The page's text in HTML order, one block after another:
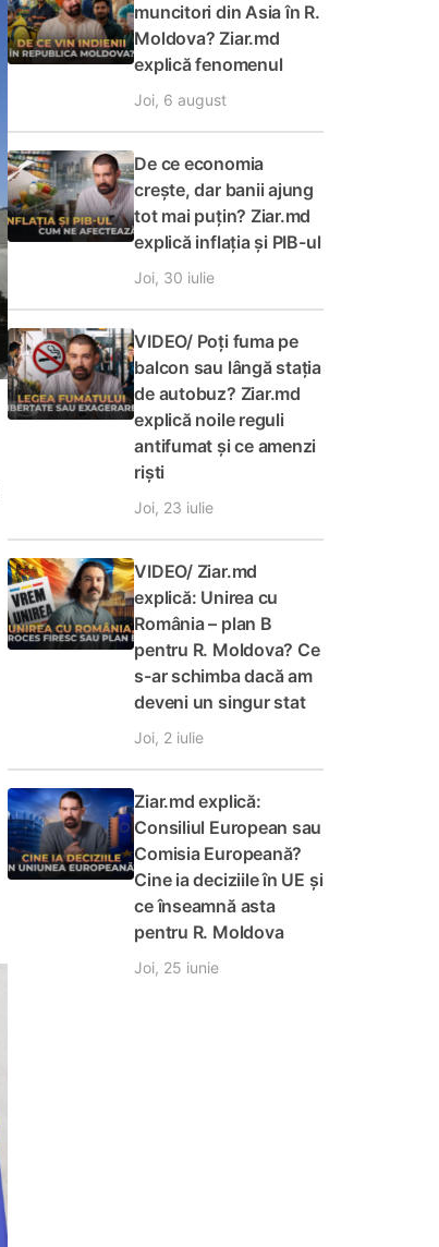
muncitori din Asia în R.
Moldova? Ziar.md
explică fenomenul
Joi, 6 august
De ce economia
crește, dar banii ajung
tot mai puțin? Ziar.md
explică inflația și PIB-ul
Joi, 30 iulie
VIDEO/ Poți fuma pe
balcon sau lângă stația
de autobuz? Ziar.md
explică noile reguli
antifumat și ce amenzi
riști
Joi, 23 iulie
VIDEO/ Ziar.md
explică: Unirea cu
România – plan B
pentru R. Moldova? Ce
s-ar schimba dacă am
deveni un singur stat
Joi, 2 iulie
Ziar.md explică:
Consiliul European sau
Comisia Europeană?
Cine ia deciziile în UE și
ce înseamnă asta
pentru R. Moldova
Joi, 25 iunie